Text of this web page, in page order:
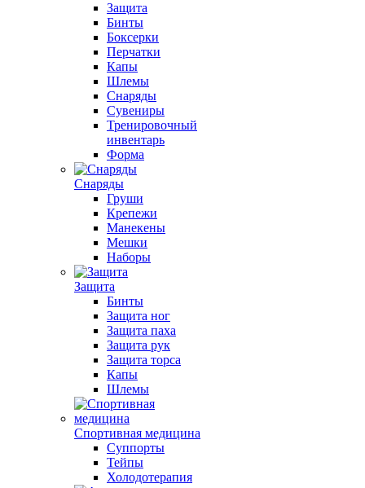
Защита
Бинты
Боксерки
Перчатки
Капы
Шлемы
Снаряды
Сувениры
Тренировочный
инвентарь
Форма
Снаряды
Груши
Крепежи
Манекены
Мешки
Наборы
Защита
Бинты
Защита ног
Защита паха
Защита рук
Защита торса
Капы
Шлемы
Спортивная медицина
Суппорты
Тейпы
Холодотерапия